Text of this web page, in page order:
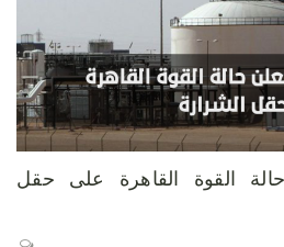
القوة القاهرة على حقل